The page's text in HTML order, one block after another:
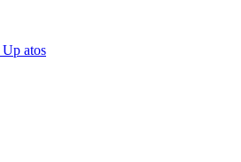
Up atos